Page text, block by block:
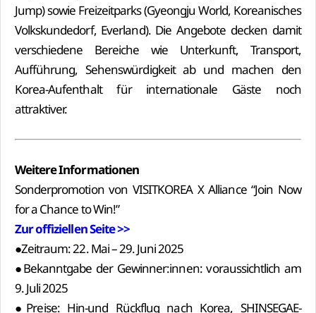
Jump) sowie Freizeitparks (Gyeongju World, Koreanisches
Volkskundedorf, Everland). Die Angebote decken damit
verschiedene Bereiche wie Unterkunft, Transport,
Aufführung, Sehenswürdigkeit ab und machen den
Korea-Aufenthalt für internationale Gäste noch
attraktiver.
Weitere Informationen
Sonderpromotion von VISITKOREA X Alliance “Join Now
for a Chance to Win!”
Zur offiziellen Seite >>
●Zeitraum: 22. Mai – 29. Juni 2025
●Bekanntgabe der Gewinner:innen: voraussichtlich am
9. Juli 2025
●Preise: Hin-und Rückflug nach Korea, SHINSEGAE-